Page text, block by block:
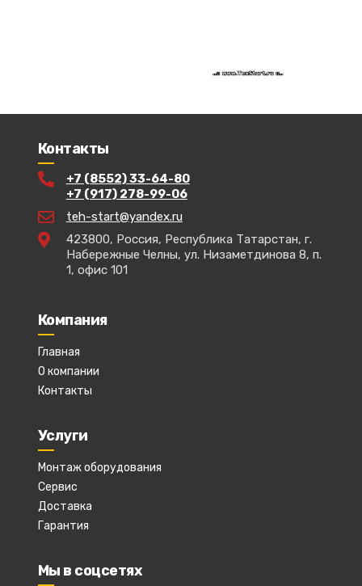
Контакты
+7 (8552) 33-64-80
+7 (917) 278-99-06
teh-start@yandex.ru
423800, Россия, Республика Татарстан, г.
Набережные Челны, ул. Низаметдинова 8, п.
1, офис 101
Компания
Главная
О компании
Контакты
Услуги
Монтаж оборудования
Сервис
Доставка
Гарантия
Мы в соцсетях